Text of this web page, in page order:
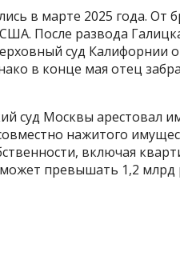
в марте 2025 года. От
После развода
суд Калифорнии
в конце мая отец
суд Москвы арестовал
нажитого
включая
превышать 1,2 млрд